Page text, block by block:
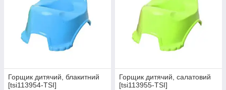
Горщик дитячий, блакитний
[tsi113954-TSI]
Горщик дитячий, салатовий
[tsi113955-TSI]